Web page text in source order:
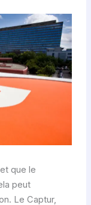
que le
peut
Le Captur,